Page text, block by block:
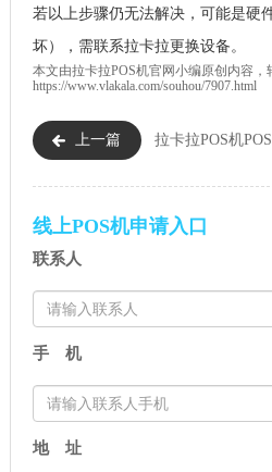
若以上步骤仍无法解决，可能是硬
坏），需联系拉卡拉更换设备。
本文由拉卡拉POS机官网小编原创内容，
https://www.vlakala.com/souhou/7907.html
上一篇 拉卡拉POS机
线上POS机申请入口
联系人
手 机
地 址